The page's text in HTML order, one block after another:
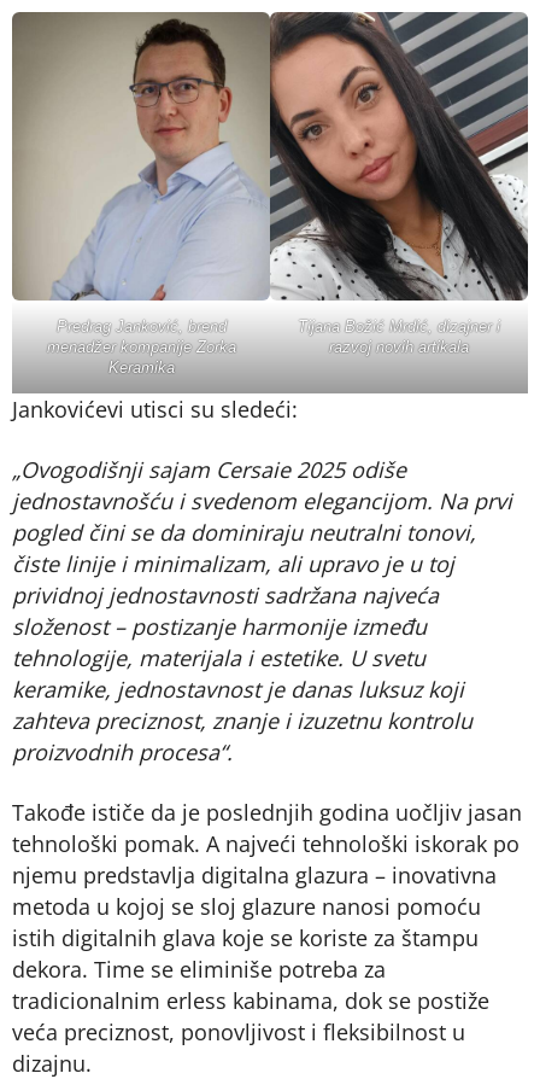
Predrag Janković, brend
menadžer kompanije Zorka
Keramika
Tijana Božić Mrdić, dizajner i
razvoj novih artikala
Jankovićevi utisci su sledeći:
„Ovogodišnji sajam Cersaie 2025 odiše
jednostavnošću i svedenom elegancijom. Na prvi
pogled čini se da dominiraju neutralni tonovi,
čiste linije i minimalizam, ali upravo je u toj
prividnoj jednostavnosti sadržana najveća
složenost – postizanje harmonije između
tehnologije, materijala i estetike. U svetu
keramike, jednostavnost je danas luksuz koji
zahteva preciznost, znanje i izuzetnu kontrolu
proizvodnih procesa“.
Takođe ističe da je poslednjih godina uočljiv jasan
tehnološki pomak. A najveći tehnološki iskorak po
njemu predstavlja digitalna glazura – inovativna
metoda u kojoj se sloj glazure nanosi pomoću
istih digitalnih glava koje se koriste za štampu
dekora. Time se eliminiše potreba za
tradicionalnim erless kabinama, dok se postiže
veća preciznost, ponovljivost i fleksibilnost u
dizajnu.